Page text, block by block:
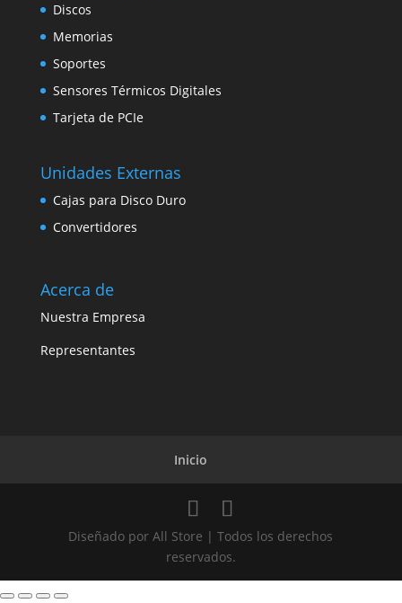
Discos
Memorias
Soportes
Sensores Térmicos Digitales
Tarjeta de PCIe
Unidades Externas
Cajas para Disco Duro
Convertidores
Acerca de
Nuestra Empresa
Representantes
Inicio
Diseñado por All Store | Todos los derechos
reservados.